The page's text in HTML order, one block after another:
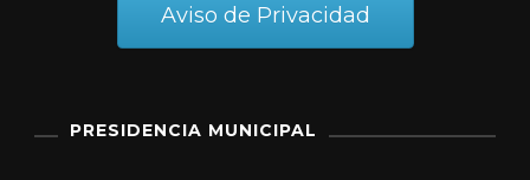
Aviso de Privacidad
PRESIDENCIA MUNICIPAL